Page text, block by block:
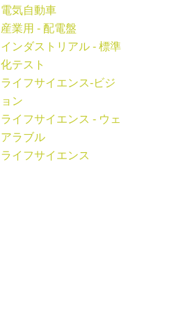
電気自動車
産業用 - 配電盤
インダストリアル - 標準
化テスト
ライフサイエンス-ビジ
ョン
ライフサイエンス - ウェ
アラブル
ライフサイエンス